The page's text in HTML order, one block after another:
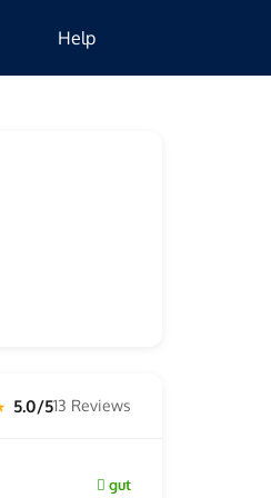
Help
5.0/513 Reviews
gut